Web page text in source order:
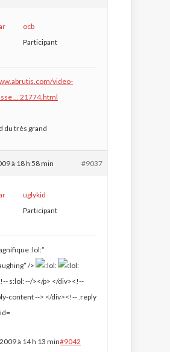
ocb
Participant
video-
… 21774.html
du très grand
à 18 h 58 min #9037
uglykid
Participant
:lol:”
/>
à 14 h 13 min#9042